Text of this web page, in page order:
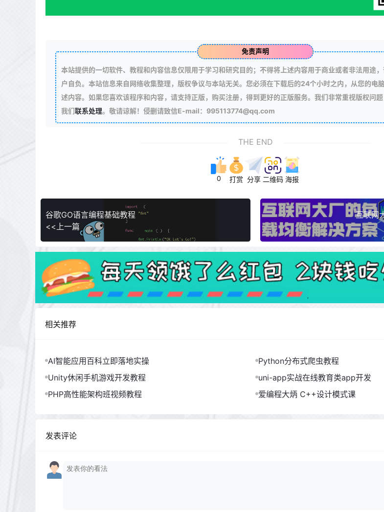
免责声明
本站提供的一切软件、教程和内容信息仅限用于学习和研究目的；不得将上述内容用于商业或者非法用途
户自负。本站信息来自网络收集整理，版权争议与本站无关。您必须在下载后的24个小时之内，从您的电
述内容。如果您喜欢该程序和内容，请支持正版，购买注册，得到更好的正版服务。我们非常重视版权问
我们联系处理。敬请谅解！侵删请致信E-mail：995113774@qq.com
THE END
0 打赏 分享 二维码 海报
谷歌GO语言编程基础教程
<<上一篇
互联网
相关推荐
AI智能应用百科立即落地实操
Python分布式爬虫教程
Unity休闲手机游戏开发教程
uni-app实战在线教育类app开发
PHP高性能架构班视频教程
爱编程大炳 C++设计模式课
发表评论